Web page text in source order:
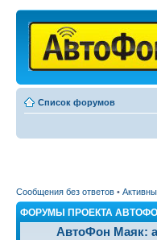
Список форумов
Сообщения без ответов •
ФОРУМЫ ПРОЕКТА
АвтоФон Маяк: